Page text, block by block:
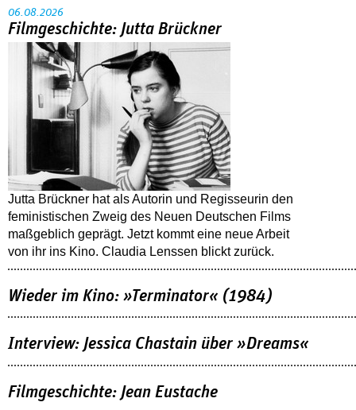
06.08.2026
Filmgeschichte: Jutta Brückner
Jutta Brückner hat als Autorin und Regisseurin den
feministischen Zweig des Neuen Deutschen Films
maßgeblich geprägt. Jetzt kommt eine neue Arbeit
von ihr ins Kino. Claudia Lenssen blickt zurück.
Wieder im Kino: »Terminator« (1984)
Interview: Jessica Chastain über »Dreams«
Filmgeschichte: Jean Eustache